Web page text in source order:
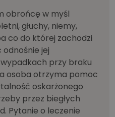
obrońcę w myśl
głuchy, niemy,
co do której zachodzi
jej
przy braku
osoba otrzyma pomoc
oskarżonego
przez biegłych
Pytanie o leczenie